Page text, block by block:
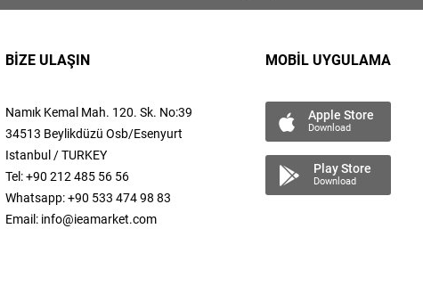
BİZE ULAŞIN
Namık Kemal Mah. 120. Sk. No:39
34513 Beylikdüzü Osb/Esenyurt
Istanbul / TURKEY
Tel: +90 212 485 56 56
Whatsapp: +90 533 474 98 83
Email: info@ieamarket.com
MOBİL UYGULAMA
Apple Store
Download
Play Store
Download